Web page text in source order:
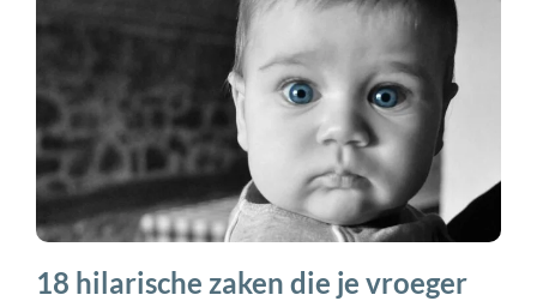
18 hilarische zaken die je vroeger